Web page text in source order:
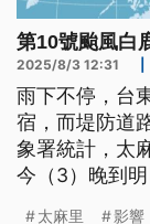
第10號颱風白
2025/8/3 12:31
雨下不停，台
宿，而堤防道
象署統計，太
今（3）晚到
太麻里 影響